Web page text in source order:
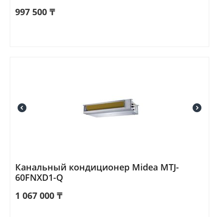
997 500 ₸
Канальный кондиционер Midea MTJ-
60FNXD1-Q
1 067 000 ₸